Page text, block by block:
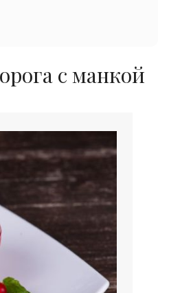
с манкой